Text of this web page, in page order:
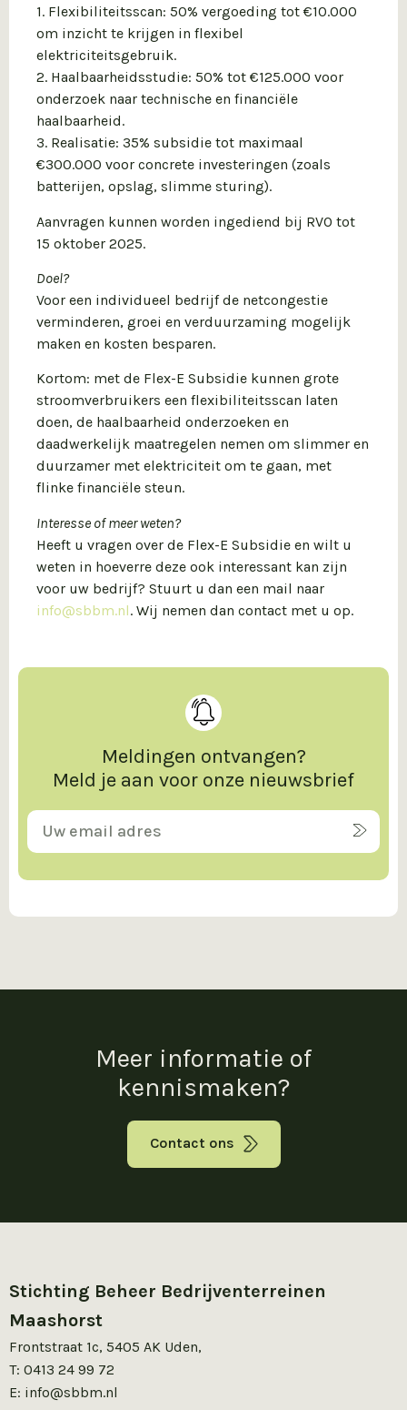
1. Flexibiliteitsscan: 50% vergoeding tot €10.000
om inzicht te krijgen in flexibel
elektriciteitsgebruik.
2. Haalbaarheidsstudie: 50% tot €125.000 voor
onderzoek naar technische en financiële
haalbaarheid.
3. Realisatie: 35% subsidie tot maximaal
€300.000 voor concrete investeringen (zoals
batterijen, opslag, slimme sturing).
Aanvragen kunnen worden ingediend bij RVO tot
15 oktober 2025.
Doel?
Voor een individueel bedrijf de netcongestie
verminderen, groei en verduurzaming mogelijk
maken en kosten besparen.
Kortom: met de Flex-E Subsidie kunnen grote
stroomverbruikers een flexibiliteitsscan laten
doen, de haalbaarheid onderzoeken en
daadwerkelijk maatregelen nemen om slimmer en
duurzamer met elektriciteit om te gaan, met
flinke financiële steun.
Interesse of meer weten?
Heeft u vragen over de Flex-E Subsidie en wilt u
weten in hoeverre deze ook interessant kan zijn
voor uw bedrijf? Stuurt u dan een mail naar
info@sbbm.nl. Wij nemen dan contact met u op.
Meldingen ontvangen?
Meld je aan voor onze nieuwsbrief
Meer informatie of
kennismaken?
Contact ons
Stichting Beheer Bedrijventerreinen
Maashorst
Frontstraat 1c, 5405 AK Uden,
T: 0413 24 99 72
E: info@sbbm.nl